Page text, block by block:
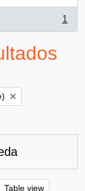
1
Table view